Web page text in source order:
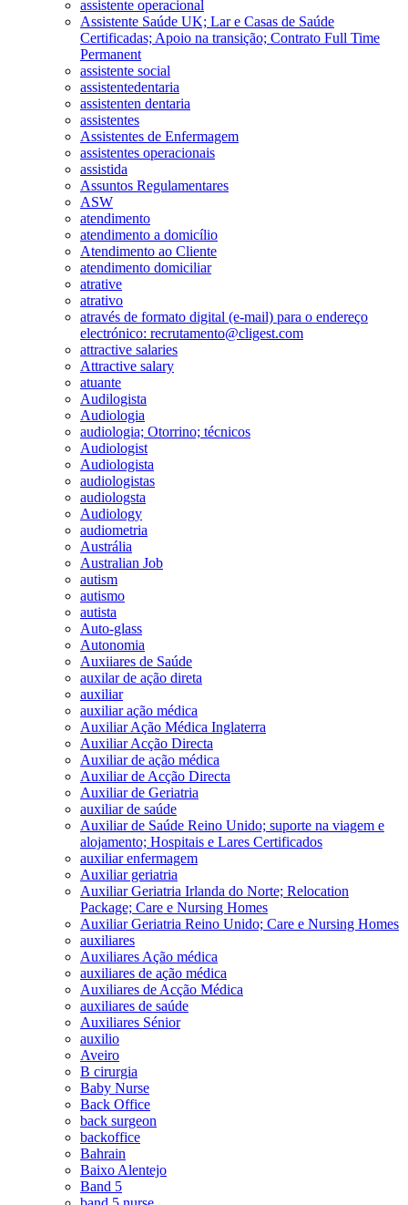
assistente operacional
Assistente Saúde UK; Lar e Casas de Saúde
Certificadas; Apoio na transição; Contrato Full Time
Permanent
assistente social
assistentedentaria
assistenten dentaria
assistentes
Assistentes de Enfermagem
assistentes operacionais
assistida
Assuntos Regulamentares
ASW
atendimento
atendimento a domicílio
Atendimento ao Cliente
atendimento domiciliar
atrative
atrativo
através de formato digital (e-mail) para o endereço
electrónico: recrutamento@cligest.com
attractive salaries
Attractive salary
atuante
Audilogista
Audiologia
audiologia; Otorrino; técnicos
Audiologist
Audiologista
audiologistas
audiologsta
Audiology
audiometria
Austrália
Australian Job
autism
autismo
autista
Auto-glass
Autonomia
Auxiiares de Saúde
auxilar de ação direta
auxiliar
auxiliar ação médica
Auxiliar Ação Médica Inglaterra
Auxiliar Acção Directa
Auxiliar de ação médica
Auxiliar de Acção Directa
Auxiliar de Geriatria
auxiliar de saúde
Auxiliar de Saúde Reino Unido; suporte na viagem e
alojamento; Hospitais e Lares Certificados
auxiliar enfermagem
Auxiliar geriatria
Auxiliar Geriatria Irlanda do Norte; Relocation
Package; Care e Nursing Homes
Auxiliar Geriatria Reino Unido; Care e Nursing Homes
auxiliares
Auxiliares Ação médica
auxiliares de ação médica
Auxiliares de Acção Médica
auxiliares de saúde
Auxiliares Sénior
auxilio
Aveiro
B cirurgia
Baby Nurse
Back Office
back surgeon
backoffice
Bahrain
Baixo Alentejo
Band 5